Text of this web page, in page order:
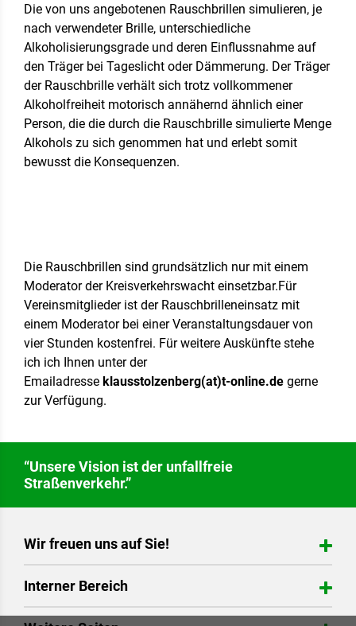
Die von uns angebotenen Rauschbrillen simulieren, je
nach verwendeter Brille, unterschiedliche
Alkoholisierungsgrade und deren Einflussnahme auf
den Träger bei Tageslicht oder Dämmerung. Der Träger
der Rauschbrille verhält sich trotz vollkommener
Alkoholfreiheit motorisch annähernd ähnlich einer
Person, die die durch die Rauschbrille simulierte Menge
Alkohols zu sich genommen hat und erlebt somit
bewusst die Konsequenzen.
Die Rauschbrillen sind grundsätzlich nur mit einem
Moderator der Kreisverkehrswacht einsetzbar.Für
Vereinsmitglieder ist der Rauschbrilleneinsatz mit
einem Moderator bei einer Veranstaltungsdauer von
vier Stunden kostenfrei. Für weitere Auskünfte stehe
ich ich Ihnen unter der
Emailadresse klausstolzenberg(at)t-online.de gerne
zur Verfügung.
“Unsere Vision ist der unfallfreie
Straßenverkehr.”
Wir freuen uns auf Sie!
Angerstr. 23
31848 Bad Münder
Interner Bereich
Login